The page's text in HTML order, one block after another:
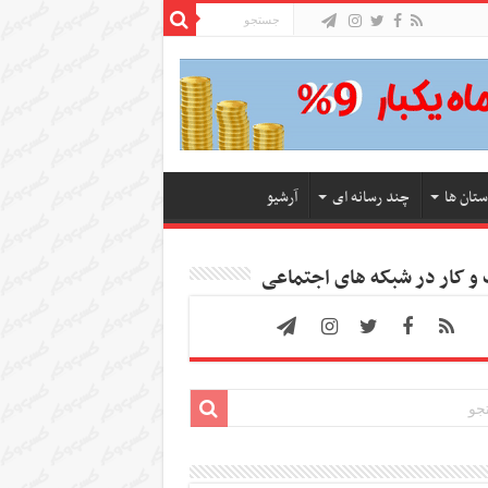
ها چند رسانه ای آرشیو
کار در شبکه های اجتماعی